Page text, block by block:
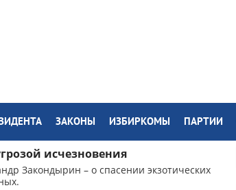
ЗАКОНЫ ИЗБИРКОМЫ ПАРТИИ
исчезновения
Закондырин – о спасении экзотических